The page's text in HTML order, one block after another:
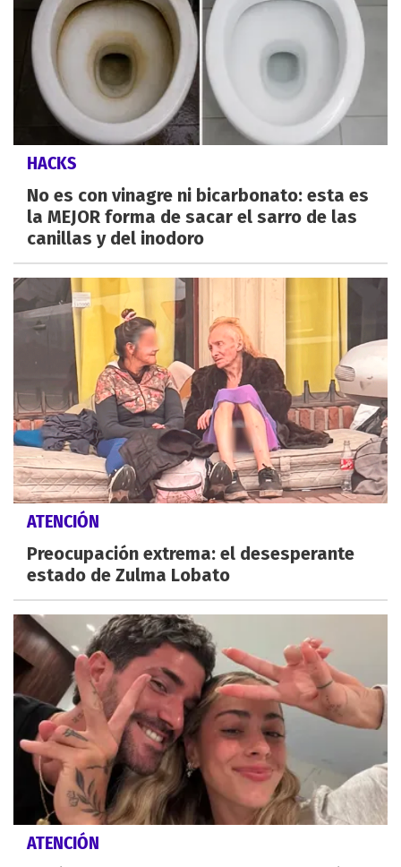
HACKS
No es con vinagre ni bicarbonato: esta es
la MEJOR forma de sacar el sarro de las
canillas y del inodoro
ATENCIÓN
Preocupación extrema: el desesperante
estado de Zulma Lobato
ATENCIÓN